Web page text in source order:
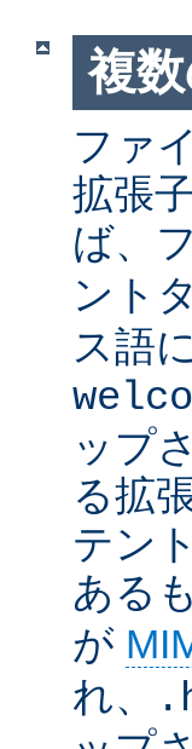
複
ファ
拡張
ば、
ント
ス語
ップ
る拡
テン
ある
が
れ、